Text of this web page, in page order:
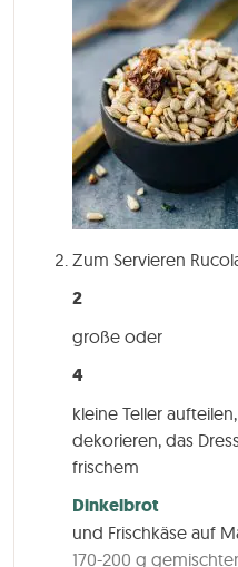
Zum Servieren
2
große oder
4
kleine Teller
dekorieren, das
frischem
Dinkelbrot
und Frischkäse auf
170-200 g